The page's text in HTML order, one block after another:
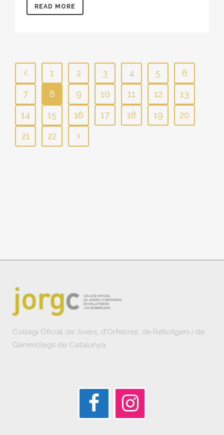
READ MORE
1 2 3 4 5
6
7
8 9 10 11 12
13
14
15 16 17 18 19
20
21
22
Col·legi Oficial de Joiers, d'Orfebres, de Rellotgers i de
Gemmòlegs de Catalunya